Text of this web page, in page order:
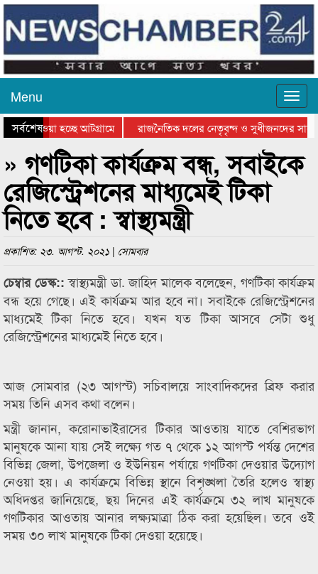
Menu
সর্বশেষ
যাওয়া হচ্ছে আটগ্রামে
রাজনৈতিক দলের নেতৃবৃন্দ ও সুধীজনদের সাথে
পুরস্কার বিতরণ সম্পন্ন
সিলেটে বাংলাদেশ গ্রুপ থিয়েটার
» গণটিকা কার্যক্রম বন্ধ, সবাইকে
রেজিস্ট্রেশনের মাধ্যমেই টিকা
নিতে হবে : স্বাস্থ্যমন্ত্রী
প্রকাশিত: ২৩. আগস্ট. ২০২১ | সোমবার
চেম্বার ডেস্ক::স্বাস্থ্যমন্ত্রী ডা. জাহিদ মালেক বলেছেন, গণটিকা কার্যক্রম
বন্ধ হয়ে গেছে। এই কার্যক্রম আর হবে না। সবাইকে রেজিস্ট্রেশনের
মাধ্যমেই টিকা নিতে হবে। যখন যত টিকা আসবে সেটা শুধু
রেজিস্ট্রেশনের মাধ্যমেই নিতে হবে।
আজ সোমবার (২৩ আগস্ট) সচিবালয়ে সাংবাদিকদের ব্রিফ করার
সময় তিনি এসব কথা বলেন।
মন্ত্রী জানান, করোনাভাইরাসের টিকার আওতায় যাতে বেশিরভাগ
মানুষকে আনা যায় সেই লক্ষ্যে গত ৭ থেকে ১২ আগস্ট পর্যন্ত দেশের
বিভিন্ন জেলা, উপজেলা ও ইউনিয়ন পর্যায়ে গণটিকা দেওয়ার উদ্যোগ
নেওয়া হয়। এ কার্যক্রমে বিভিন্ন স্থানে বিশৃঙ্খলা তৈরি হলেও স্বাস্থ্য
অধিদপ্তর জানিয়েছে, ছয় দিনের এই কার্যক্রমে ৩২ লাখ মানুষকে
গণটিকার আওতায় আনার লক্ষ্যমাত্রা ঠিক করা হয়েছিল। তবে ওই
সময় ৩০ লাখ মানুষকে টিকা দেওয়া হয়েছে।